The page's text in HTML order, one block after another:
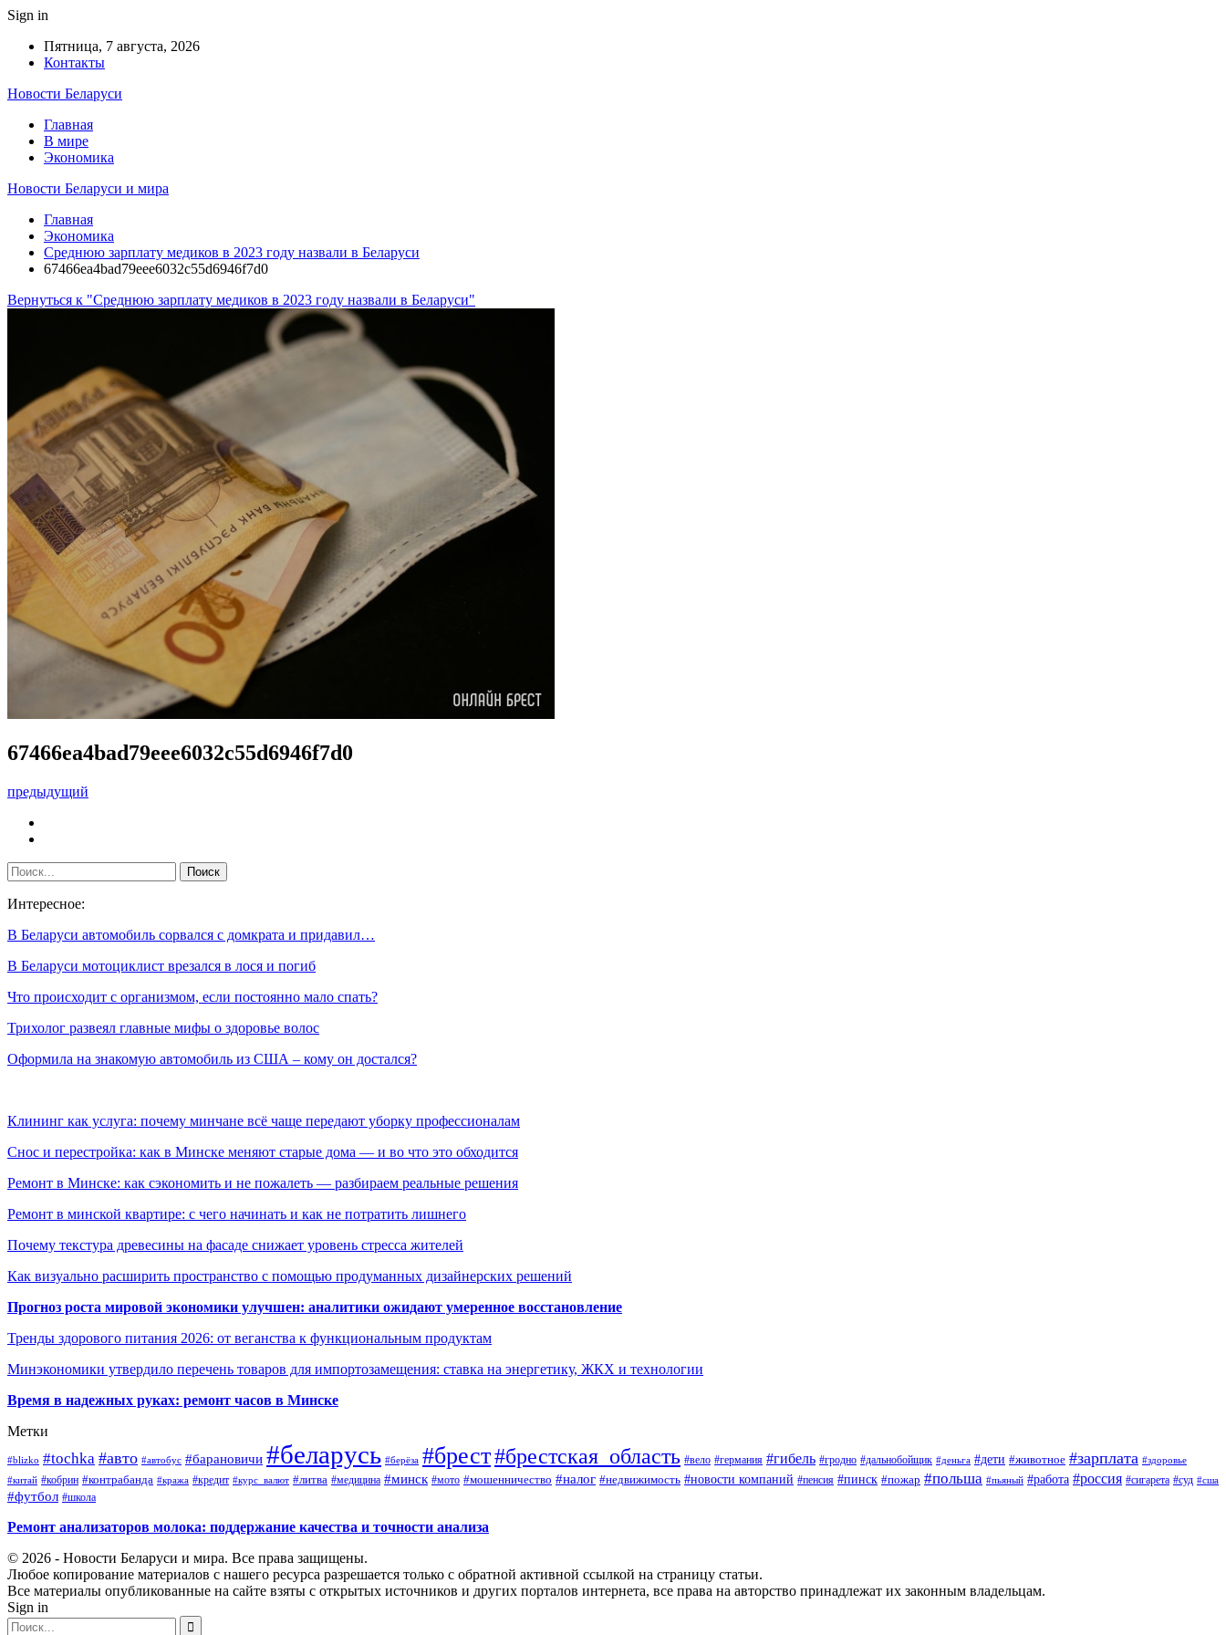
Sign in
Пятница, 7 августа, 2026
Контакты
Новости Беларуси
Главная
В мире
Экономика
Новости Беларуси и мира
Главная
Экономика
Среднюю зарплату медиков в 2023 году назвали в Беларуси
67466ea4bad79eee6032c55d6946f7d0
Вернуться к "Среднюю зарплату медиков в 2023 году назвали в Беларуси"
67466ea4bad79eee6032c55d6946f7d0
предыдущий
Интересное:
В Беларуси автомобиль сорвался с домкрата и придавил…
В Беларуси мотоциклист врезался в лося и погиб
Что происходит с организмом, если постоянно мало спать?
Трихолог развеял главные мифы о здоровье волос
Оформила на знакомую автомобиль из США – кому он достался?
Клининг как услуга: почему минчане всё чаще передают уборку профессионалам
Снос и перестройка: как в Минске меняют старые дома — и во что это обходится
Ремонт в Минске: как сэкономить и не пожалеть — разбираем реальные решения
Ремонт в минской квартире: с чего начинать и как не потратить лишнего
Почему текстура древесины на фасаде снижает уровень стресса жителей
Как визуально расширить пространство с помощью продуманных дизайнерских решений
Прогноз роста мировой экономики улучшен: аналитики ожидают умеренное восстановление
Тренды здорового питания 2026: от веганства к функциональным продуктам
Минэкономики утвердило перечень товаров для импортозамещения: ставка на энергетику, ЖКХ и технологии
Время в надежных руках: ремонт часов в Минске
Метки
#blizko #tochka #авто #автобус #барановичи #беларусь #берёза #брест#брестская_область #вело #германия #гибель #гродно #дальнобойщик #деньга #дети #животное #зарплата #здоровье
#китай #кобрин #контрабанда #кража #кредит #курс_валют #литва #медицина #минск #мото #мошенничество #налог #недвижимость #новости компаний #пенсия #пинск #пожар #польша #пьяный #работа #россия #сигарета #суд #сша
#футбол #школа
Ремонт анализаторов молока: поддержание качества и точности анализа
© 2026 - Новости Беларуси и мира. Все права защищены.
Любое копирование материалов с нашего ресурса разрешается только с обратной активной ссылкой на страницу статьи.
Все материалы опубликованные на сайте взяты с открытых источников и других порталов интернета, все права на авторство принадлежат их законным владельцам.
Sign in